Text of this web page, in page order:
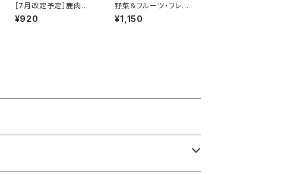
［7月改定予定］鹿肉ジ
ャーキーカット 100g
¥920
野菜＆フルーツ・フレー
ク 100g
¥1,150